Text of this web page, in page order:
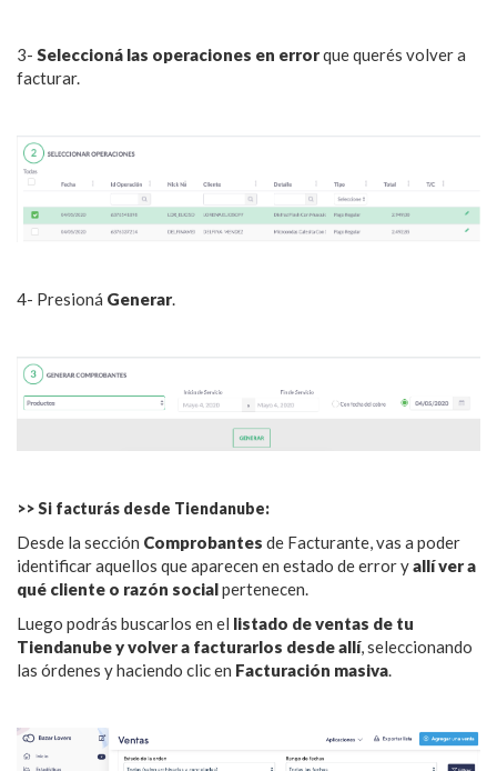
3- Seleccioná las operaciones en errorque querés volver a
facturar.
4- Presioná Generar.
>> Si facturás desde Tiendanube:
Desde la sección Comprobantes de Facturante, vas a poder
identificar aquellos que aparecen en estado de error yallí ver a
qué cliente o razón socialpertenecen.
Luego podrás buscarlos en el listado de ventas de tu
Tiendanube y volver a facturarlos desde allí, seleccionando
las órdenes y haciendo clic en Facturación masiva.